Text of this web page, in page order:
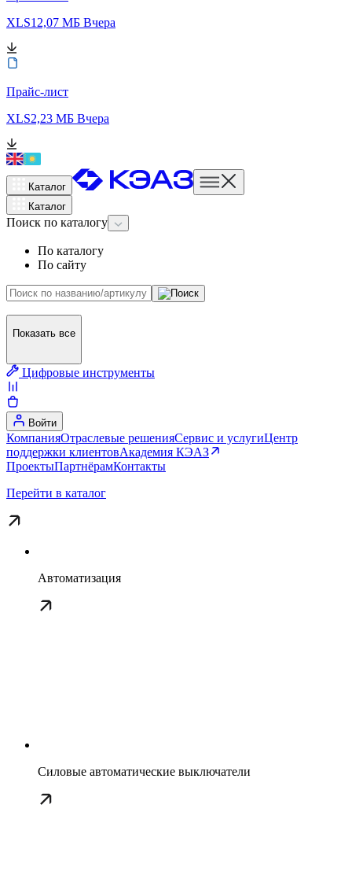
XLS12,07 МБ Вчера
Прайс-лист
XLS2,23 МБ Вчера
Каталог
Каталог
Поиск по каталогу
По каталогу
По сайту
Показать все
Цифровые инструменты
Войти
КомпанияОтраслевые решенияСервис и услугиЦентр
поддержки клиентовАкадемия КЭАЗ
ПроектыПартнёрамКонтакты
Перейти в каталог
Автоматизация
Силовые автоматические выключатели